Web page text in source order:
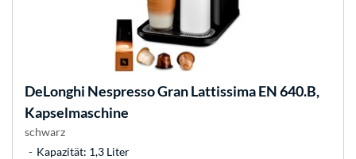
DeLonghi Nespresso Gran Lattissima EN 640.B,
Kapselmaschine
schwarz
Kapazität: 1,3 Liter